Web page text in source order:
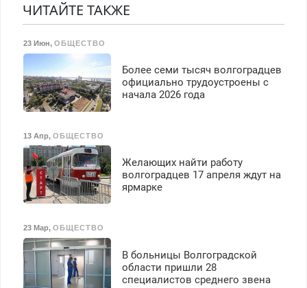
Вызов бесплатный.
ЧИТАЙТЕ ТАКЖЕ
23 Июн, ОБЩЕСТВО
Более семи тысяч волгоградцев
официально трудоустроены с
начала 2026 года
13 Апр, ОБЩЕСТВО
Желающих найти работу
волгоградцев 17 апреля ждут на
ярмарке
23 Мар, ОБЩЕСТВО
В больницы Волгоградской
области пришли 28
специалистов среднего звена